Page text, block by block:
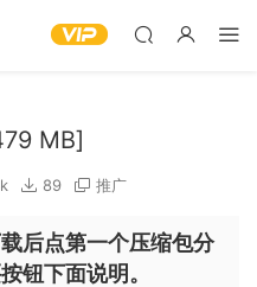
MB]
89 推广
后点第一个压缩包分
钮下面说明。